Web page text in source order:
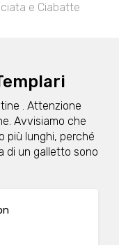
e Ciabatte
. Attenzione
Avvisiamo che
più lunghi, perché
di un galletto sono